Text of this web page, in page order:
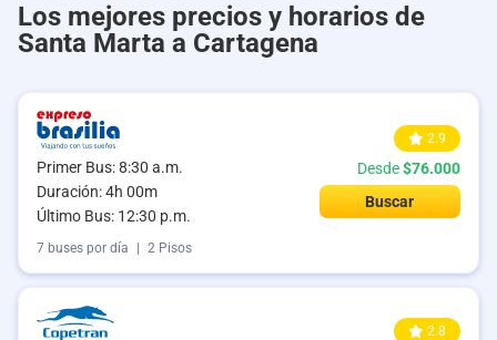
Los mejores precios y horarios de
Santa Marta a Cartagena
Primer Bus: 8:30 a.m.
Duración: 4h 00m
Último Bus: 12:30 p.m.
2.9
Desde$76.000
Buscar
7 buses por día 2 Pisos
2.8